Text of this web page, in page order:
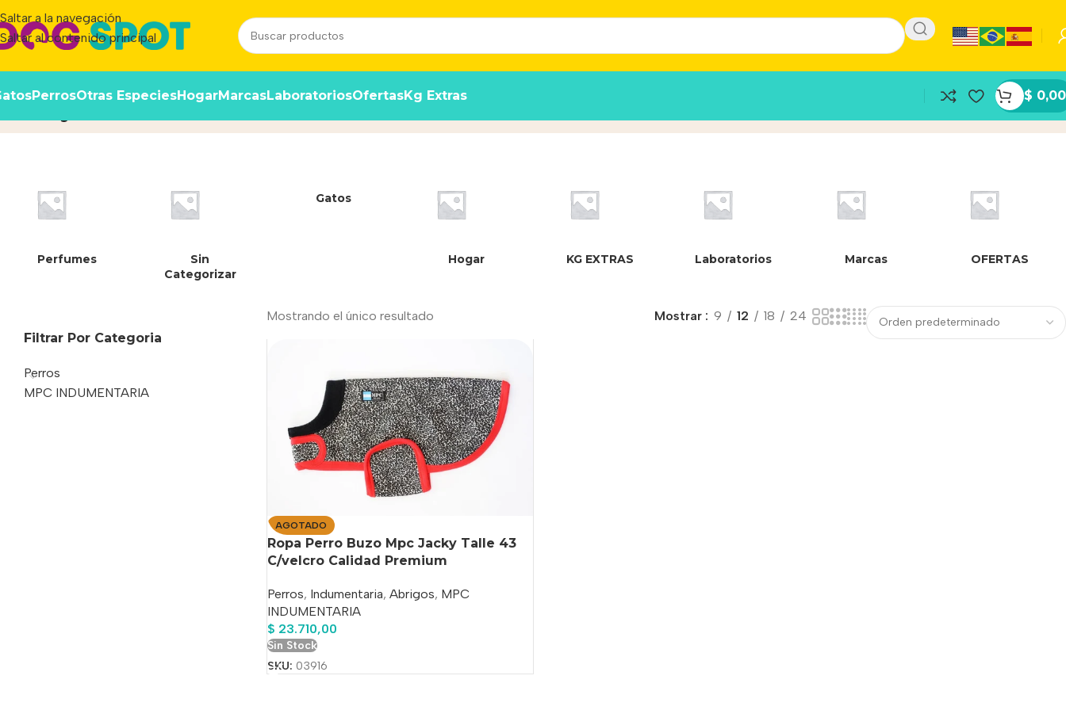
Saltar a la navegación
Saltar al contenido principal
PerrosOtras EspeciesHogarMarcasLaboratoriosOfertasKg Extras $ 0,00
Perfumes
Sin
Categorizar
Gatos
Hogar KG EXTRAS Laboratorios Marcas OFERTAS
Filtrar Por Categoria
Perros
MPC INDUMENTARIA
Mostrando el único resultado Mostrar 9 12 18 24
AGOTADO
Ropa Perro Buzo Mpc Jacky Talle 43
C/velcro Calidad Premium
Perros, Indumentaria, Abrigos, MPC
INDUMENTARIA
$ 23.710,00
Sin Stock
SKU: 03916